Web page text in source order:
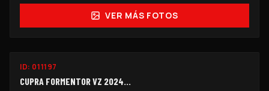
VER MÁS FOTOS
ID: 011197
CUPRA FORMENTOR VZ 2024...